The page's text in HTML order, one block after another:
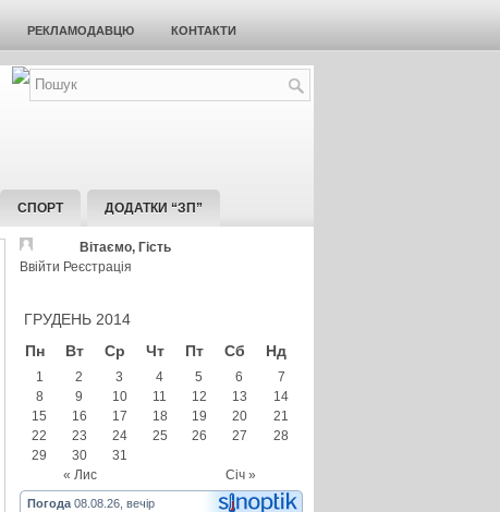
РЕКЛАМОДАВЦЮ КОНТАКТИ
СПОРТ ДОДАТКИ “ЗП”
Вітаємо, Гість
Ввійти Реєстрація
ГРУДЕНЬ 2014
Пн
Вт Ср Чт Пт Сб Нд
« Лис Січ »
1 2 3 4 5 6
7
8
9 10 11 12 13
14
15
16 17 18 19 20
21
22
23 24 25 26 27
28
29
30 31
Погода 08.08.26, вечір